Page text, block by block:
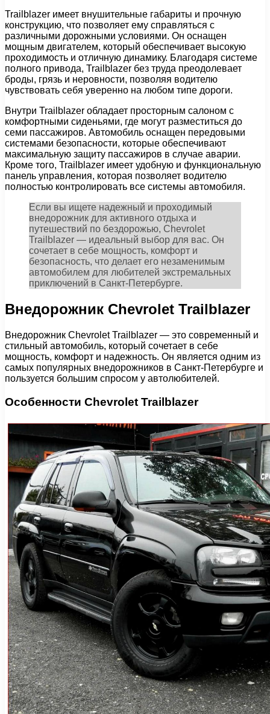
Trailblazer имеет внушительные габариты и прочную
конструкцию, что позволяет ему справляться с
различными дорожными условиями. Он оснащен
мощным двигателем, который обеспечивает высокую
проходимость и отличную динамику. Благодаря системе
полного привода, Trailblazer без труда преодолевает
броды, грязь и неровности, позволяя водителю
чувствовать себя уверенно на любом типе дороги.
Внутри Trailblazer обладает просторным салоном с
комфортными сиденьями, где могут разместиться до
семи пассажиров. Автомобиль оснащен передовыми
системами безопасности, которые обеспечивают
максимальную защиту пассажиров в случае аварии.
Кроме того, Trailblazer имеет удобную и функциональную
панель управления, которая позволяет водителю
полностью контролировать все системы автомобиля.
Если вы ищете надежный и проходимый
внедорожник для активного отдыха и
путешествий по бездорожью, Chevrolet
Trailblazer — идеальный выбор для вас. Он
сочетает в себе мощность, комфорт и
безопасность, что делает его незаменимым
автомобилем для любителей экстремальных
приключений в Санкт-Петербурге.
Внедорожник Chevrolet Trailblazer
Внедорожник Chevrolet Trailblazer — это современный и
стильный автомобиль, который сочетает в себе
мощность, комфорт и надежность. Он является одним из
самых популярных внедорожников в Санкт-Петербурге и
пользуется большим спросом у автолюбителей.
Особенности Chevrolet Trailblazer